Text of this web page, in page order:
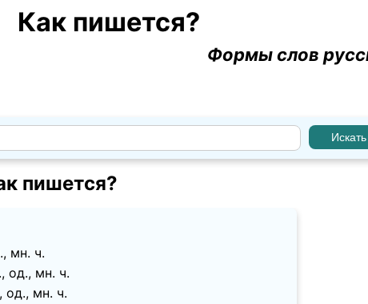
Как пишется?
Формы слов
пишется?
мн. ч.
од., мн. ч.
од., мн. ч.